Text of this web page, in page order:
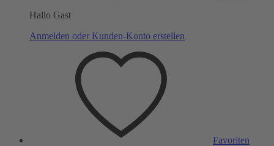
Hallo Gast
Anmelden oder Kunden-Konto erstellen
Favoriten